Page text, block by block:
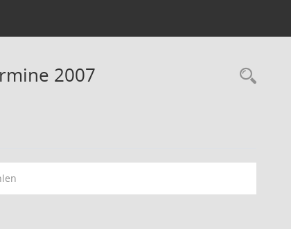
2007